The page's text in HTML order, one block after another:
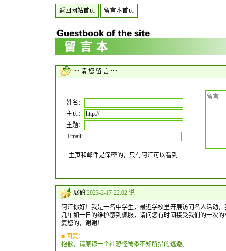
返回网站首页 留言本首页
:::: 请 您 留 言 ::::
姓名：
主页：
主题：
Email:
主页和邮件是保密的，只有阿江可以看到
展鹤 2023-2-17 22:02 说
阿江你好！我是一名中学生，最近学校里开展访问名人活动
几年如一日的维护感到佩服，请问您有时间接受我们的一次
复您的，谢谢！
■ 回复：
抱歉，请原谅一个社恐怪蜀黍不知所措的逃避。